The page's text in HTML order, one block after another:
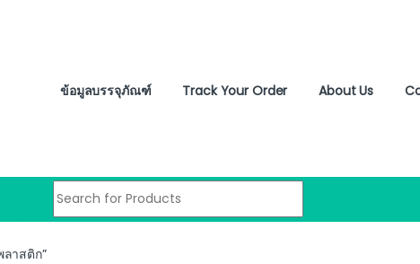
ข้อมูลบรรจุภัณฑ์ Track Your Order About Us
าสติก”